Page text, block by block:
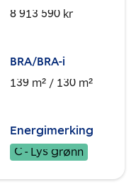
8 913 590 kr
BRA/BRA-i
139 m² / 130 m²
Energimerking
C - Lys grønn